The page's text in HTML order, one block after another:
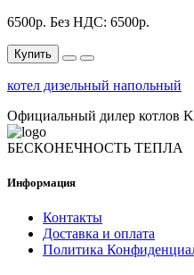
6500р. Без НДС: 6500р.
Купить
котел дизельный напольный
Официальный дилер котлов
БЕСКОНЕЧНОСТЬ ТЕПЛА
Информация
Контакты
Доставка и оплата
Политика